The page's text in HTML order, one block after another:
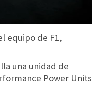
equipo de F1,
una unidad de
Power Units